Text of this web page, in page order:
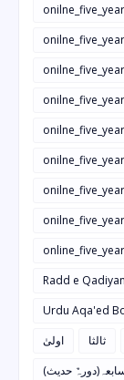
Radd e
Urdu Aqa'ed
اولیٰ
ثالثا
حدیث)